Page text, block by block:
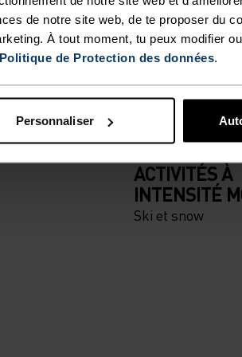
de notre site web, de te proposer du
À tout moment, tu peux modifier
Politique de Protection des données.
Personnaliser
ACTIVITÉS À
INTENSITÉ
Ski et snow